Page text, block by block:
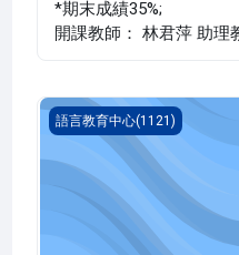
*期末成績35%;
開課教師： 林君萍 助理
韓語 一
語言教育中心(1121)